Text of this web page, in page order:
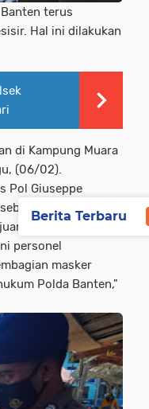
terus
Hal ini dilakukan
di Kampung Muara
(06/02).
Pol Giuseppe
Ia
untuk mencegah
personel
masker
Polda Banten,"
Berita Terbaru